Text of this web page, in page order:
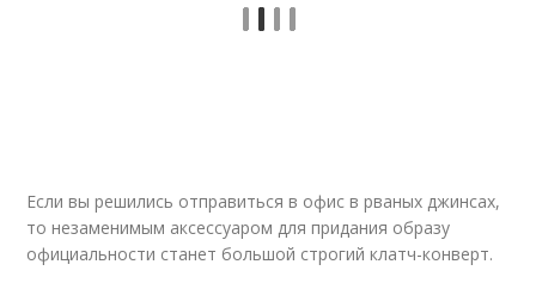
Если вы решились отправиться в офис в рваных джинсах,
то незаменимым аксессуаром для придания образу
официальности станет большой строгий клатч-конверт.